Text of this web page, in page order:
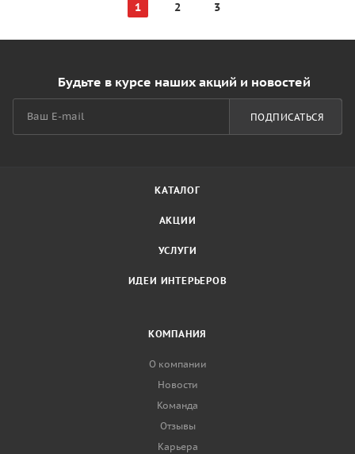
1 2 3
Будьте в курсе наших акций и новостей
ПОДПИСАТЬСЯ
КАТАЛОГ
АКЦИИ
УСЛУГИ
ИДЕИ ИНТЕРЬЕРОВ
КОМПАНИЯ
О компании
Новости
Команда
Отзывы
Карьера